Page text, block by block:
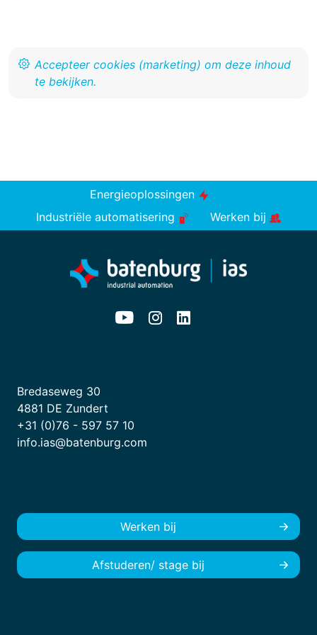
Energieoplossingen
Industriële automatisering
Werken bij
Bredaseweg 30
4881 DE Zundert
+31 (0)76 - 597 57 10
info.ias@batenburg.com
Werken bij
Afstuderen/ stage bij